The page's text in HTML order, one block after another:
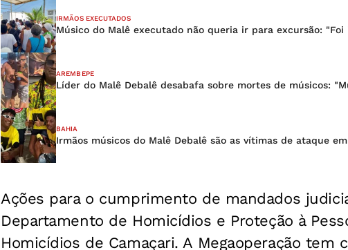
IRMÃOS EXECUTADOS
Músico do Malê executado não queria ir para excursão: "Foi
AREMBEPE
Líder do Malê Debalê desabafa sobre mortes de músicos:
BAHIA
Irmãos músicos do Malê Debalê são as vítimas de ataque
Ações para o cumprimento de mandados
Departamento de Homicídios e Proteção à
Homicídios de Camaçari. A Megaoperação